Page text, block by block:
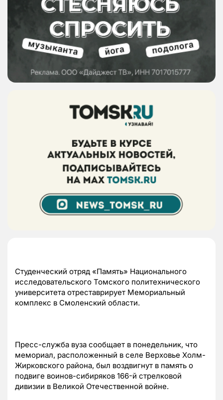
Студенческий отряд «Память» Национального
исследовательского Томского политехнического
университета отреставрирует Мемориальный
комплекс в Смоленский области.
Пресс-служба вуза сообщает в понедельник, что
мемориал, расположенный в селе Верховье Холм-
Жирковского района, был воздвигнут в память о
подвиге воинов-сибиряков 166-й стрелковой
дивизии в Великой Отечественной войне.